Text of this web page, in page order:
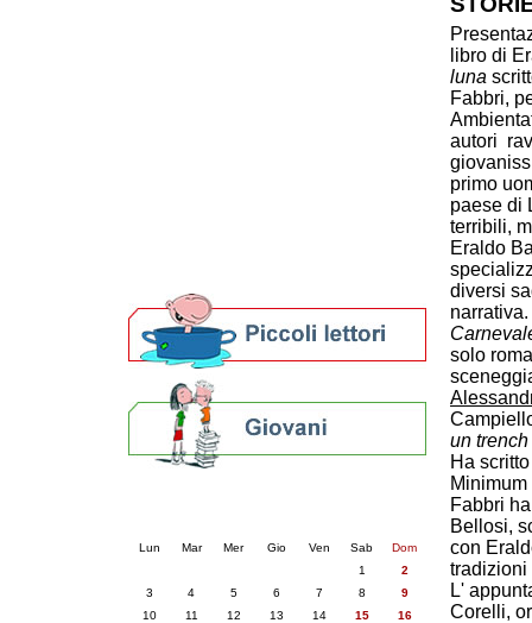
libro di
luna
Fabbri,
autori
primo
paese di
terribili,
Eraldo
diversi
solo
un
Ha
Fabbri
Bellosi,
con
tradizioni
L'
Corelli,
Lun Mar Mer Gio Ven Sab
Dom
1
2
3
4 5 6 7 8
9
10
11 12 13 14 15
16